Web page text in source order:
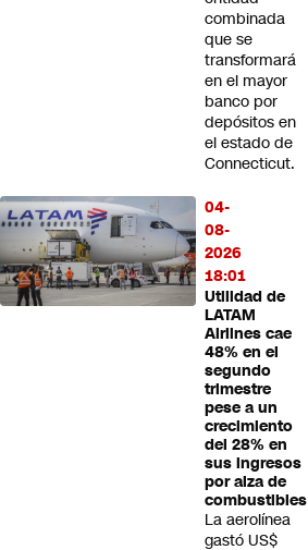
combinada
que se
transformará
en el mayor
banco por
depósitos en
el estado de
Connecticut.
04-
08-
2026
18:01
Utilidad de
LATAM
Airlines cae
48% en el
segundo
trimestre
pese a un
crecimiento
del 28% en
sus ingresos
por alza de
combustibles
La aerolínea
gastó US$